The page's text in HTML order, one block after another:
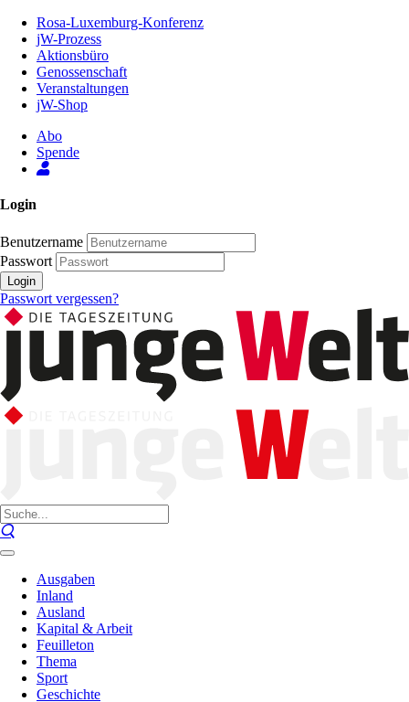
Inhalt
Seite
Rosa-Luxemburg-Konferenz
jW-Prozess
Aktionsbüro
Genossenschaft
Veranstaltungen
jW-Shop
Abo
Spende
Login
Benutzername
Passwort
Login
Passwort vergessen?
Ausgaben
Inland
Ausland
Kapital & Arbeit
Feuilleton
Thema
Sport
Geschichte